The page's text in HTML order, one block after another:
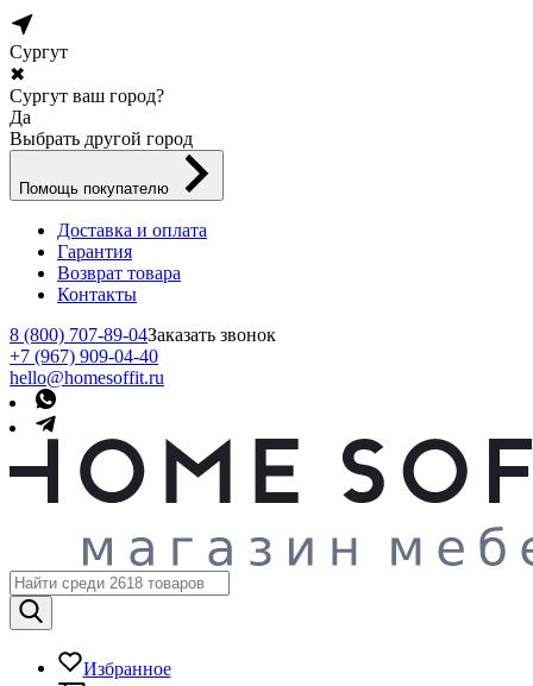
Сургут
✖
Сургут ваш город?
Да
Выбрать другой город
Помощь покупателю
Доставка и оплата
Гарантия
Возврат товара
Контакты
8 (800) 707-89-04Заказать звонок
+7 (967) 909-04-40
hello@homesoffit.ru
Избранное